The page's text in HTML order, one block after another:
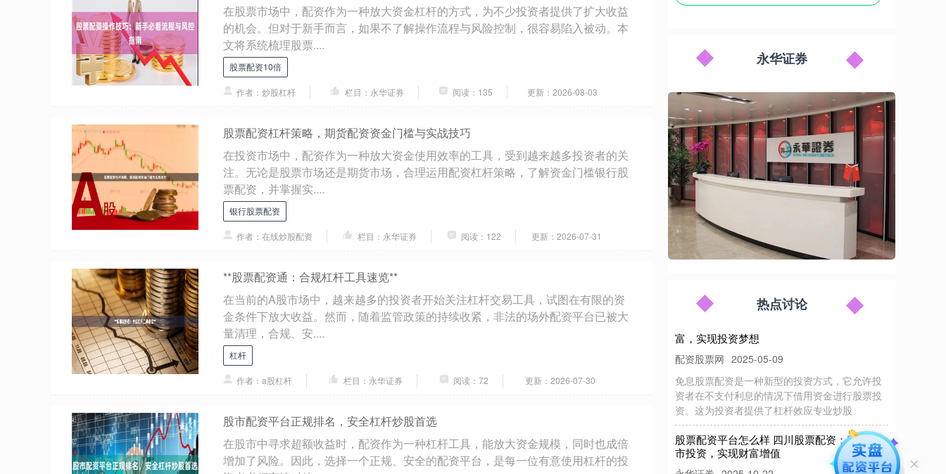
在股票市场中，配资作为一种放大资金杠杆的方式，为不少投资者提供了扩大收益
的机会。但对于新手而言，如果不了解操作流程与风险控制，很容易陷入被动。本
文将系统梳理股票....
股票配资10倍
作者：炒股杠杆 栏目：永华证券 阅读：135 更新：2026-08-03
股票配资杠杆策略，期货配资资金门槛与实战技巧
在投资市场中，配资作为一种放大资金使用效率的工具，受到越来越多投资者的关
注。无论是股票市场还是期货市场，合理运用配资杠杆策略，了解资金门槛银行股
票配资，并掌握实....
银行股票配资
作者：在线炒股配资 栏目：永华证券 阅读：122 更新：2026-07-31
**股票配资通：合规杠杆工具速览**
在当前的A股市场中，越来越多的投资者开始关注杠杆交易工具，试图在有限的资
金条件下放大收益。然而，随着监管政策的持续收紧，非法的场外配资平台已被大
量清理，合规、安....
杠杆
作者：a股杠杆 栏目：永华证券 阅读：72 更新：2026-07-30
股市配资平台正规排名，安全杠杆炒股首选
在股市中寻求超额收益时，配资作为一种杠杆工具，能放大资金规模，同时也成倍
增加了风险。因此，选择一个正规、安全的配资平台，是每一位有意使用杠杆的投
永华证券
热点讨论
配资炒股交易网站 网上配资炒股平台：助您
资金倍增，把握财富机遇
配资股票网
在当今快节奏的金融市场中，网上配资炒股平台
正成为投资者实现财富增长的有力工具。这些平
专业炒股的公司 免息股票配资：轻松撬动财
配资股票网 2025-05-09
免息股票配资是一种新型的投资方式，它允许投
资者在不支付利息的情况下借用资金进行股票投
资。这为投资者提供了杠杆效应专业炒股
股票配资平台怎么样 四川股票配资：助力股
市投资，实现财富增值
永华证券 2025-10-22